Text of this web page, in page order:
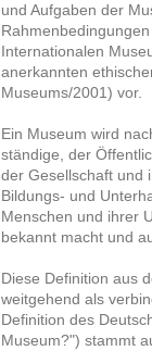
und Aufgaben der
Internationalen
anerkannten
Museums/2001) vor.
Ein Museum wird
ständige, der
der Gesellschaft und
Bildungs- und
Menschen und ihrer
bekannt macht und
Diese Definition aus
weitgehend als
Definition des
Museum?") stammt